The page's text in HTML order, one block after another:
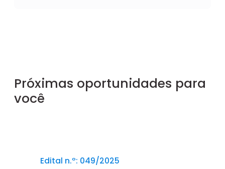
Próximas oportunidades para
você
Edital n.º: 049/2025